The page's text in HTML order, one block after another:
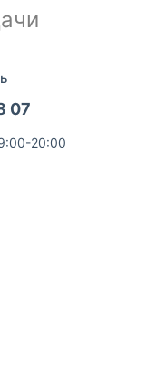
07
20:00